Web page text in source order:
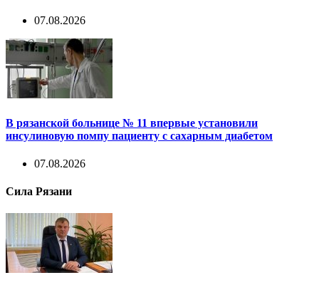
07.08.2026
В рязанской больнице № 11 впервые установили
инсулиновую помпу пациенту с сахарным диабетом
07.08.2026
Сила Рязани